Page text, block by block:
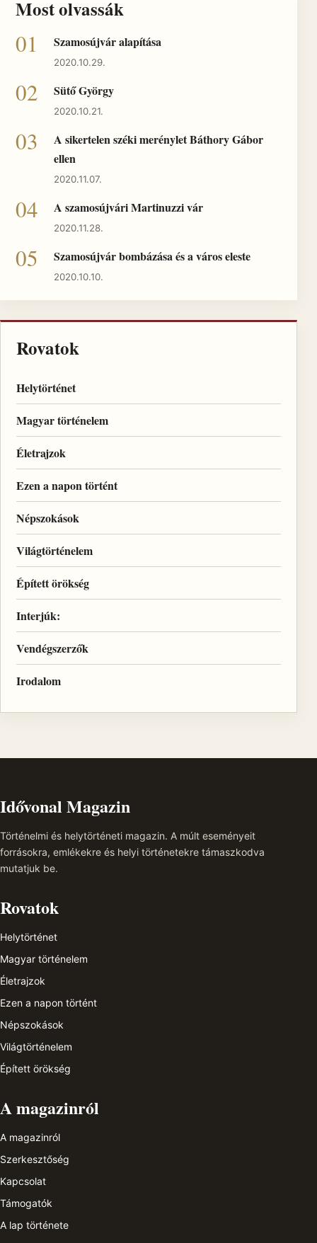
Most olvassák
Szamosújvár alapítása
2020.10.29.
Sütő György
2020.10.21.
A sikertelen széki merénylet Báthory Gábor
ellen
2020.11.07.
A szamosújvári Martinuzzi vár
2020.11.28.
Szamosújvár bombázása és a város eleste
2020.10.10.
Rovatok
Helytörténet
Magyar történelem
Életrajzok
Ezen a napon történt
Népszokások
Világtörténelem
Épített örökség
Interjúk:
Vendégszerzők
Irodalom
Idővonal Magazin
Történelmi és helytörténeti magazin. A múlt eseményeit
forrásokra, emlékekre és helyi történetekre támaszkodva
mutatjuk be.
Rovatok
Helytörténet
Magyar történelem
Életrajzok
Ezen a napon történt
Népszokások
Világtörténelem
Épített örökség
A magazinról
A magazinról
Szerkesztőség
Kapcsolat
Támogatók
A lap története